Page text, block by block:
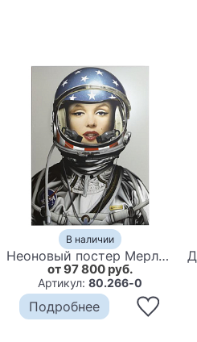
В наличии
Неоновый постер Мерлин Монро в Скафандре Space Girl Marilyn
от 97 800 руб.
Артикул: 80.266-0
Подробнее